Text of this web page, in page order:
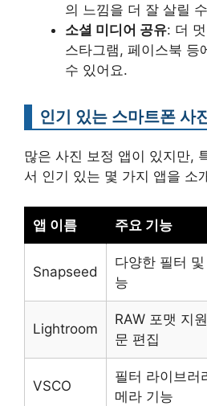
의 느낌을 더 잘 살릴
소셜 미디어 공유: 더
스타그램, 페이스북 등
수 있어요.
인기 있는 스마트폰 사
많은 사진 보정 앱이 있지만,
서 인기 있는 몇 가지 앱을 소
앱 이름 주요 기능
Snapseed
다양한 필터
능
Lightroom
RAW 포맷 지
문 편집
VSCO
필터 라이브러
메라 기능